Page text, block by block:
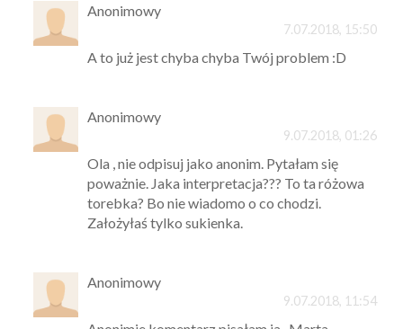
Anonimowy
7.07.2018, 15:50
A to już jest chyba chyba Twój problem :D
Anonimowy
9.07.2018, 01:26
Ola , nie odpisuj jako anonim. Pytałam się
poważnie. Jaka interpretacja??? To ta różowa
torebka? Bo nie wiadomo o co chodzi.
Założyłaś tylko sukienka.
Anonimowy
9.07.2018, 11:54